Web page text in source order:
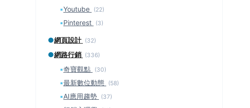
▪Youtube (22)
▪Pinterest (3)
●網頁設計 (32)
●網路行銷 (336)
▪奇寶觀點 (30)
▪最新數位動態 (58)
▪AI應用趨勢 (37)